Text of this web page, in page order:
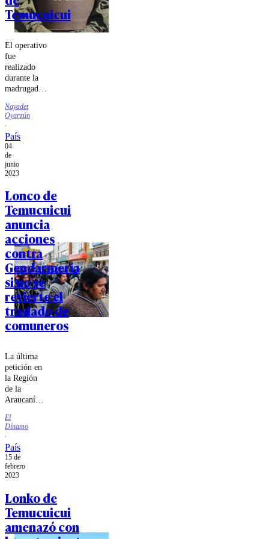
Temucuicui
El operativo
fue
realizado
durante la
madrugada
jueves por
personal de
Carabineros.
Nayadet
Oyarzún
País
04
de
junio
2023
Lonco de
Temucuicui
anuncia
acciones
contra
Gendarmería
si no se
revierte el
traslado de
comuneros
La última
petición en
la Región
de la
Araucanía
acompañada
de un
ataque
incendiario
a una
escuela,
profesor
debió
escapar por
la ventana
El
Dínamo
País
15 de
febrero
2023
Lonko de
Temucuicui
amenazó con